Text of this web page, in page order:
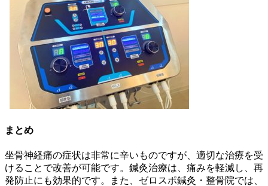
まとめ
坐骨神経痛の症状は非常に辛いものですが、適切な治療を受
けることで改善が可能です。鍼灸治療は、痛みを軽減し、再
発防止にも効果的です。また、ゼロスポ鍼灸・整骨院では、